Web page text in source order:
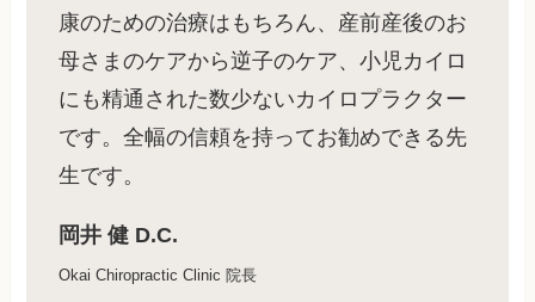
康のための治療はもちろん、産前産後のお
母さまのケアから逆子のケア、小児カイロ
にも精通された数少ないカイロプラクター
です。全幅の信頼を持ってお勧めできる先
生です。
岡井 健 D.C.
Okai Chiropractic Clinic 院長